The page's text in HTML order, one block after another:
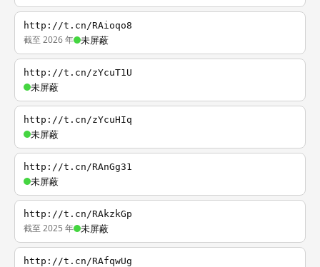
http://t.cn/RAioqo8
截至 2026 年 未屏蔽
http://t.cn/zYcuT1U
未屏蔽
http://t.cn/zYcuHIq
未屏蔽
http://t.cn/RAnGg31
未屏蔽
http://t.cn/RAkzkGp
截至 2025 年 未屏蔽
http://t.cn/RAfqwUg